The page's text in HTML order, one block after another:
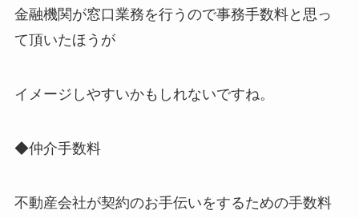
金融機関が窓口業務を行うので事務手数料と思っ
て頂いたほうが
イメージしやすいかもしれないですね。
◆仲介手数料
不動産会社が契約のお手伝いをするための手数料